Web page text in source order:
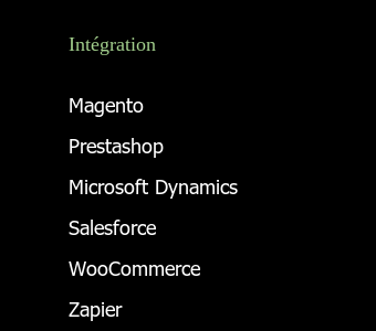
Intégration
Magento
Prestashop
Microsoft Dynamics
Salesforce
WooCommerce
Zapier